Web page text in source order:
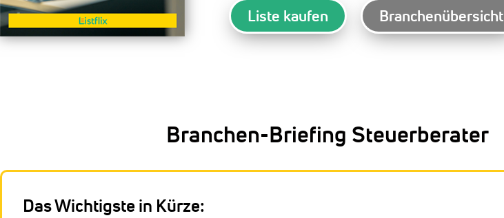
Liste kaufen Branchenübersicht
Branchen-Briefing Steuerberater
Das Wichtigste in Kürze: